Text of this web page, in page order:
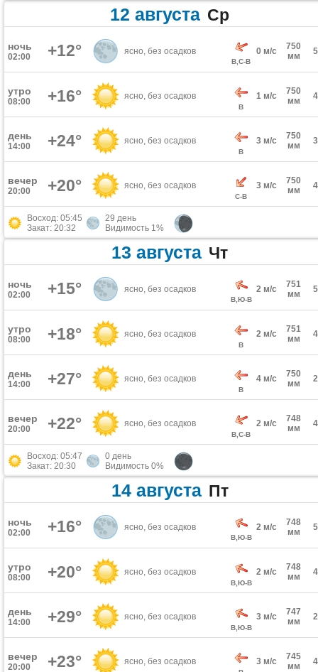
12 августа Ср
ночь
02:00 +12° ясно, без осадков
В,С-В
0 м/с
750
мм
утро
08:00 +16° ясно, без осадков
В
1 м/с
750
мм
день
14:00 +24° ясно, без осадков
В
3 м/с
750
мм
вечер
20:00 +20° ясно, без осадков
С-В
3 м/с
750
мм
Восход: 05:45
Закат: 20:32
29 день
Видимость 1%
13 августа Чт
ночь
02:00 +15° ясно, без осадков
В,Ю-В
2 м/с
751
мм
утро
08:00 +18° ясно, без осадков
В
2 м/с
751
мм
день
14:00 +27° ясно, без осадков
В
4 м/с
750
мм
вечер
20:00 +22° ясно, без осадков
В,С-В
2 м/с
748
мм
Восход: 05:47
Закат: 20:30
0 день
Видимость 0%
14 августа Пт
ночь
02:00 +16° ясно, без осадков
В,Ю-В
2 м/с
748
мм
утро
08:00 +20° ясно, без осадков
В,Ю-В
2 м/с
748
мм
день
14:00 +29° ясно, без осадков
В,Ю-В
3 м/с
747
мм
вечер
20:00 +23° ясно, без осадков 3 м/с
745
мм